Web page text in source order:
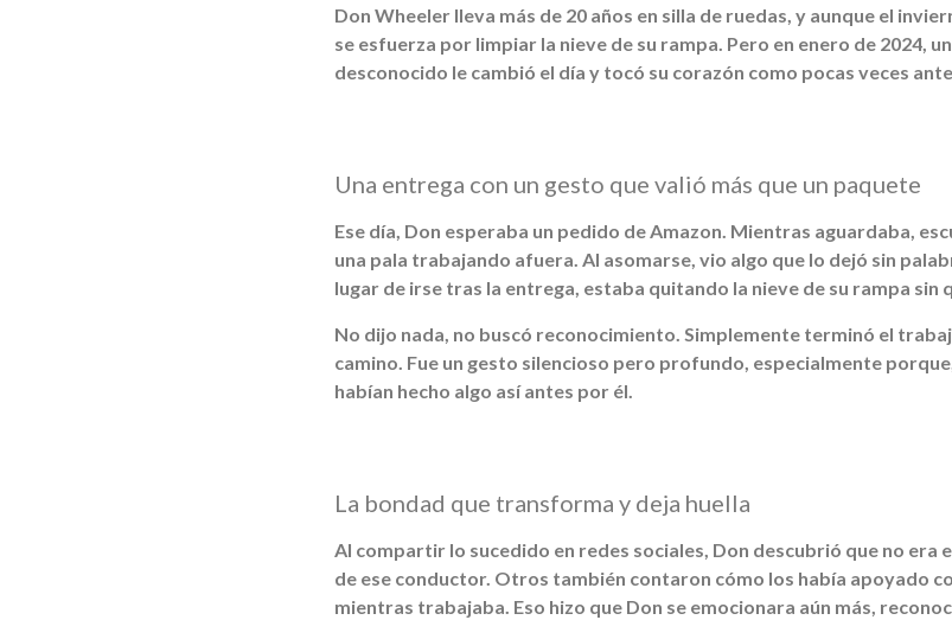
Don Wheeler lleva más de 20 años en silla de ruedas, y aunque el
se esfuerza por limpiar la nieve de su rampa. Pero en enero de 2024,
desconocido le cambió el día y tocó su corazón como pocas veces
Una entrega con un gesto que valió más que un paquete
Ese día, Don esperaba un pedido de Amazon. Mientras aguardaba,
una pala trabajando afuera. Al asomarse, vio algo que lo dejó sin
lugar de irse tras la entrega, estaba quitando la nieve de su rampa sin
No dijo nada, no buscó reconocimiento. Simplemente terminó el
camino. Fue un gesto silencioso pero profundo, especialmente
habían hecho algo así antes por él.
La bondad que transforma y deja huella
Al compartir lo sucedido en redes sociales, Don descubrió que no era
de ese conductor. Otros también contaron cómo los había apoyado
mientras trabajaba. Eso hizo que Don se emocionara aún más,